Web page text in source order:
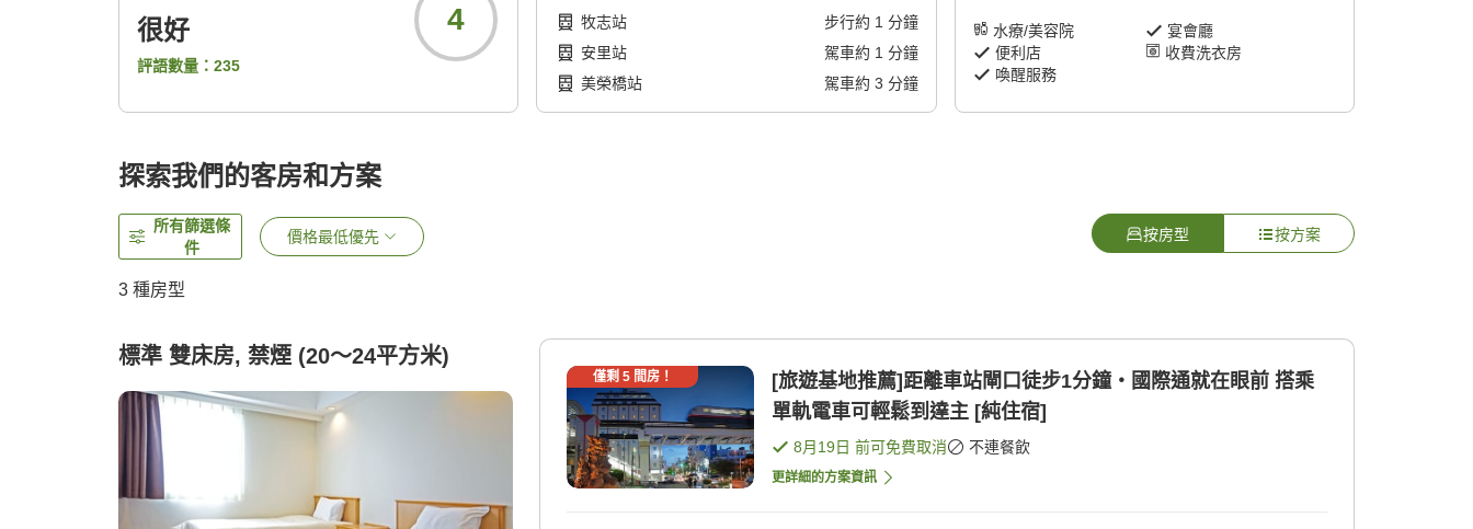
很好
評語數量： 235
4 牧志站 步行約 1 分鐘
安里站
駕車約 1 分鐘
美榮橋站
駕車約 3 分鐘
水療/美容院
宴會廳
便利店
收費洗衣房
喚醒服務
探索我們的客房和方案
所有篩選條
件
價格最低優先 按房型 按方案
3 種房型
標準 雙床房, 禁煙 (20～24平方米)
僅剩 5間房！
[旅遊基地推薦]距離車站閘口徒步1分鐘・國際通就在眼前 搭乘
單軌電車可輕鬆到達主 [純住宿]
8月19日 前可免費取消 不連餐飲
更詳細的方案資訊